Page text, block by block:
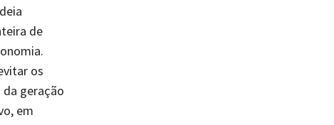
de
os
da geração
em